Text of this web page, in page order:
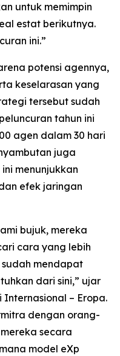
untuk memimpin
estat berikutnya.
ini.”
potensi agennya,
keselarasan yang
tersebut sudah
tahun ini
agen dalam 30 hari
juga
menunjukkan
efek jaringan
bujuk, mereka
cara yang lebih
mendapat
dari sini,” ujar
Internasional – Eropa.
dengan orang-
secara
model eXp